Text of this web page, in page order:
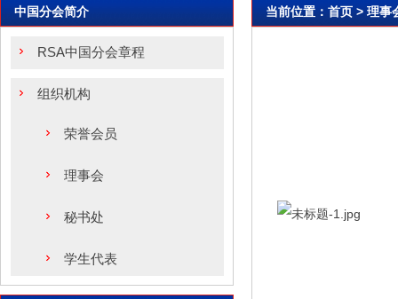
中国分会简介
RSA中国分会章程
组织机构
荣誉会员
理事会
秘书处
学生代表
当前位置： 首页 > 理事